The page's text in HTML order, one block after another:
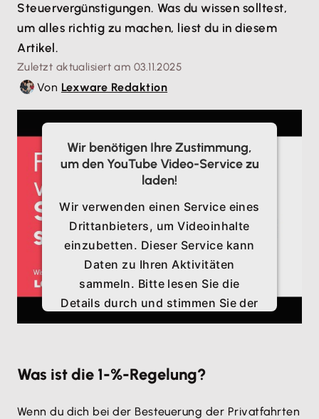
Steuervergünstigungen. Was du wissen solltest,
um alles richtig zu machen, liest du in diesem
Artikel.
Zuletzt aktualisiert am 03.11.2025
Von Lexware Redaktion
Wir benötigen Ihre Zustimmung,
um den YouTube Video-Service zu
laden!
Wir verwenden einen Service eines
Drittanbieters, um Videoinhalte
einzubetten. Dieser Service kann
Daten zu Ihren Aktivitäten
sammeln. Bitte lesen Sie die
Details durch und stimmen Sie der
Nutzung des Service zu, um
Mehr Informationen
Was ist die 1-%-Regelung?
Wenn du dich bei der Besteuerung der Privatfahrten